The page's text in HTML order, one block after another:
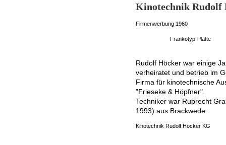
Kinotechnik Rudolf
Firmenwerbung 1960
Frankotyp-Platte
Rudolf Höcker war einige
verheiratet und betrieb im
Firma für kinotechnische
"Frieseke & Höpfner".
Techniker war Ruprecht
1993) aus Brackwede.
Kinotechnik Rudolf Höcker KG